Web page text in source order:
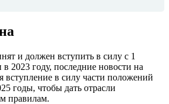
и должен вступить в силу с 1
в 2023 году, последние новости на
вступление в силу части положений
годы, чтобы дать отрасли
правилам.